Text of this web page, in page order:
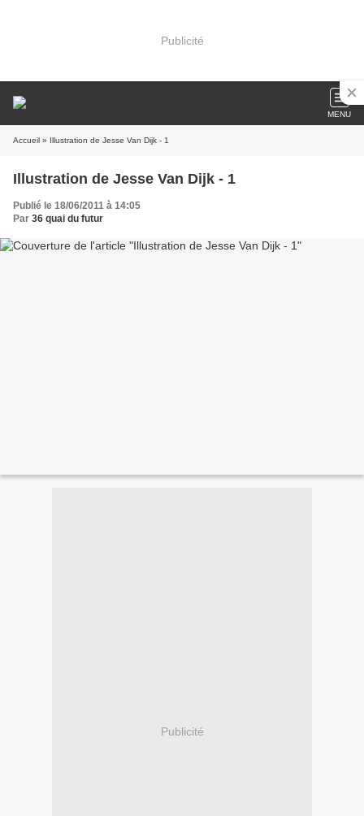
Publicité
MENU
Accueil » Illustration de Jesse Van Dijk - 1
Illustration de Jesse Van Dijk - 1
Publié le 18/06/2011 à 14:05
Par 36 quai du futur
Publicité